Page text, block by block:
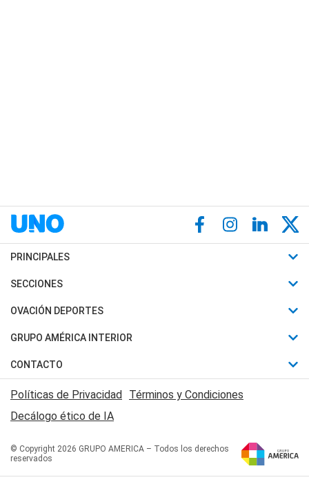
PRINCIPALES
Últimas Noticias
Política
Judiciales
Economia
SECCIONES
Horóscopo
Motores
Trucos caseros
Series y Películas
Edictos y Solicitadas
OVACIÓN DEPORTES
Fútbol
Mundial
Automovilismo
Rugby
Tenis
Básquet
GRUPO AMÉRICA INTERIOR
Canal 7 en Vivo
San Juan 8
CONTACTO
Acerca de Nosotros
Contactanos
Políticas de Privacidad Términos y Condiciones
Decálogo ético de IA
© Copyright 2026 GRUPO AMERICA – Todos los derechos
reservados